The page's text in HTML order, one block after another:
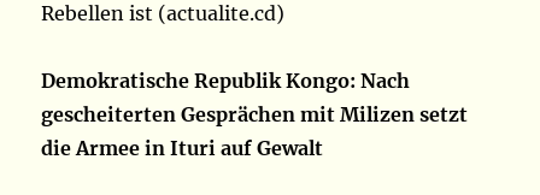
Rebellen ist (actualite.cd)
Demokratische Republik Kongo: Nach
gescheiterten Gesprächen mit Milizen setzt
die Armee in Ituri auf Gewalt